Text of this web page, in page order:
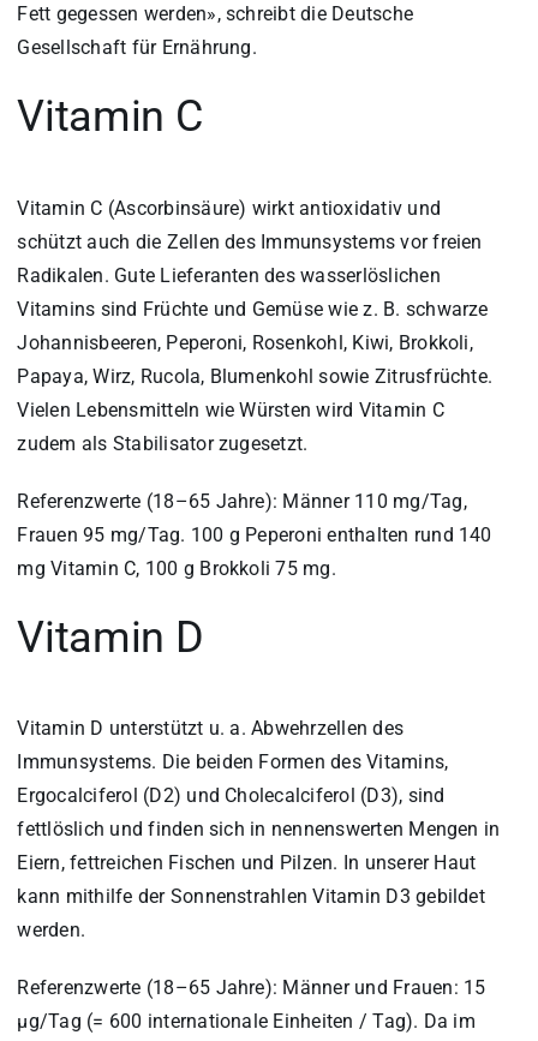
Fett gegessen werden», schreibt die Deutsche
Gesellschaft für Ernährung.
Vitamin C
Vitamin C (Ascorbinsäure) wirkt antioxidativ und
schützt auch die Zellen des Immunsystems vor freien
Radikalen. Gute Lieferanten des wasserlöslichen
Vitamins sind Früchte und Gemüse wie z. B. schwarze
Johannisbeeren, Peperoni, Rosenkohl, Kiwi, Brokkoli,
Papaya, Wirz, Rucola, Blumenkohl sowie Zitrusfrüchte.
Vielen Lebensmitteln wie Würsten wird Vitamin C
zudem als Stabilisator zugesetzt.
Referenzwerte (18–65 Jahre): Männer 110 mg/Tag,
Frauen 95 mg/Tag. 100 g Peperoni enthalten rund 140
mg Vitamin C, 100 g Brokkoli 75 mg.
Vitamin D
Vitamin D unterstützt u. a. Abwehrzellen des
Immunsystems. Die beiden Formen des Vitamins,
Ergocalciferol (D2) und Cholecalciferol (D3), sind
fettlöslich und finden sich in nennenswerten Mengen in
Eiern, fettreichen Fischen und Pilzen. In unserer Haut
kann mithilfe der Sonnenstrahlen Vitamin D3 gebildet
werden.
Referenzwerte (18–65 Jahre): Männer und Frauen: 15
µg/Tag (= 600 internationale Einheiten / Tag). Da im